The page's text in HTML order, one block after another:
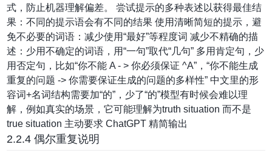
式，防止机器理解偏差。 尝试提示的多种表述以获得最佳结
果：不同的提示语会有不同的结果 使用清晰简短的提示，避
免不必要的词语：减少使用“最好”等程度词 减少不精确的描
述：少用不确定的词语，用“一句”取代“几句” 多用肯定句，少
用否定句，比如“你不能 A - > 你必须保证 ^A”，“你不能生成
重复的问题 -> 你需要保证生成的问题的多样性” 中文里的形
容词+名词结构需要加“的”，少了“的”模型有时候会难以理
解，例如真实的场景，它可能理解为truth situation 而不是
true situation 主动要求 ChatGPT 精简输出
2.2.4 偶尔重复说明